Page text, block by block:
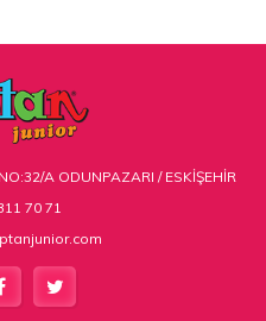
A ODUNPAZARI / ESKİŞEHİR
70 71